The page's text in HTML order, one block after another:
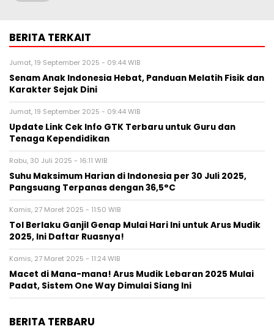
BERITA TERKAIT
Jumat, 19 September 2025 - 09:44 WIB
Senam Anak Indonesia Hebat, Panduan Melatih Fisik dan
Karakter Sejak Dini
Jumat, 19 September 2025 - 09:44 WIB
Update Link Cek Info GTK Terbaru untuk Guru dan
Tenaga Kependidikan
Rabu, 30 Juli 2025 - 16:11 WIB
Suhu Maksimum Harian di Indonesia per 30 Juli 2025,
Pangsuang Terpanas dengan 36,5°C
Kamis, 27 Maret 2025 - 11:50 WIB
Tol Berlaku Ganjil Genap Mulai Hari Ini untuk Arus Mudik
2025, Ini Daftar Ruasnya!
Kamis, 27 Maret 2025 - 11:24 WIB
Macet di Mana-mana! Arus Mudik Lebaran 2025 Mulai
Padat, Sistem One Way Dimulai Siang Ini
BERITA TERBARU